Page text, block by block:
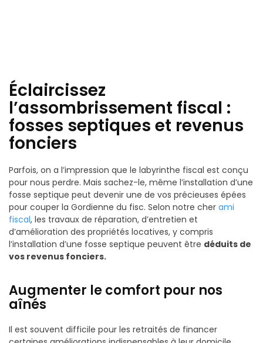
Éclaircissez
l’assombrissement fiscal :
fosses septiques et revenus
fonciers
Parfois, on a l’impression que le labyrinthe fiscal est conçu
pour nous perdre. Mais sachez-le, même l’installation d’une
fosse septique peut devenir une de vos précieuses épées
pour couper la Gordienne du fisc. Selon notre cher ami
fiscal, les travaux de réparation, d’entretien et
d’amélioration des propriétés locatives, y compris
l’installation d’une fosse septique peuvent être déduits de
vos revenus fonciers.
Augmenter le comfort pour nos
aînés
Il est souvent difficile pour les retraités de financer